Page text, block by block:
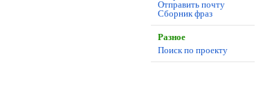
Отправить почту
Сборник фраз
Разное
Поиск по проекту